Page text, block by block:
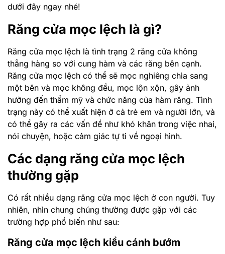
dưới đây ngay nhé!
Răng cửa mọc lệch là gì?
Răng cửa mọc lệch là tình trạng 2 răng cửa không
thẳng hàng so với cung hàm và các răng bên cạnh.
Răng cửa mọc lệch có thể sẽ mọc nghiêng chìa sang
một bên và mọc không đều, mọc lộn xộn, gây ảnh
hưởng đến thẩm mỹ và chức năng của hàm răng. Tình
trạng này có thể xuất hiện ở cả trẻ em và người lớn, và
có thể gây ra các vấn đề như khó khăn trong việc nhai,
nói chuyện, hoặc cảm giác tự ti về ngoại hình.
Các dạng răng cửa mọc lệch
thường gặp
Có rất nhiều dạng răng cửa mọc lệch ở con người. Tuy
nhiên, nhìn chung chúng thường được gặp với các
trường hợp phổ biến như sau:
Răng cửa mọc lệch kiểu cánh bướm